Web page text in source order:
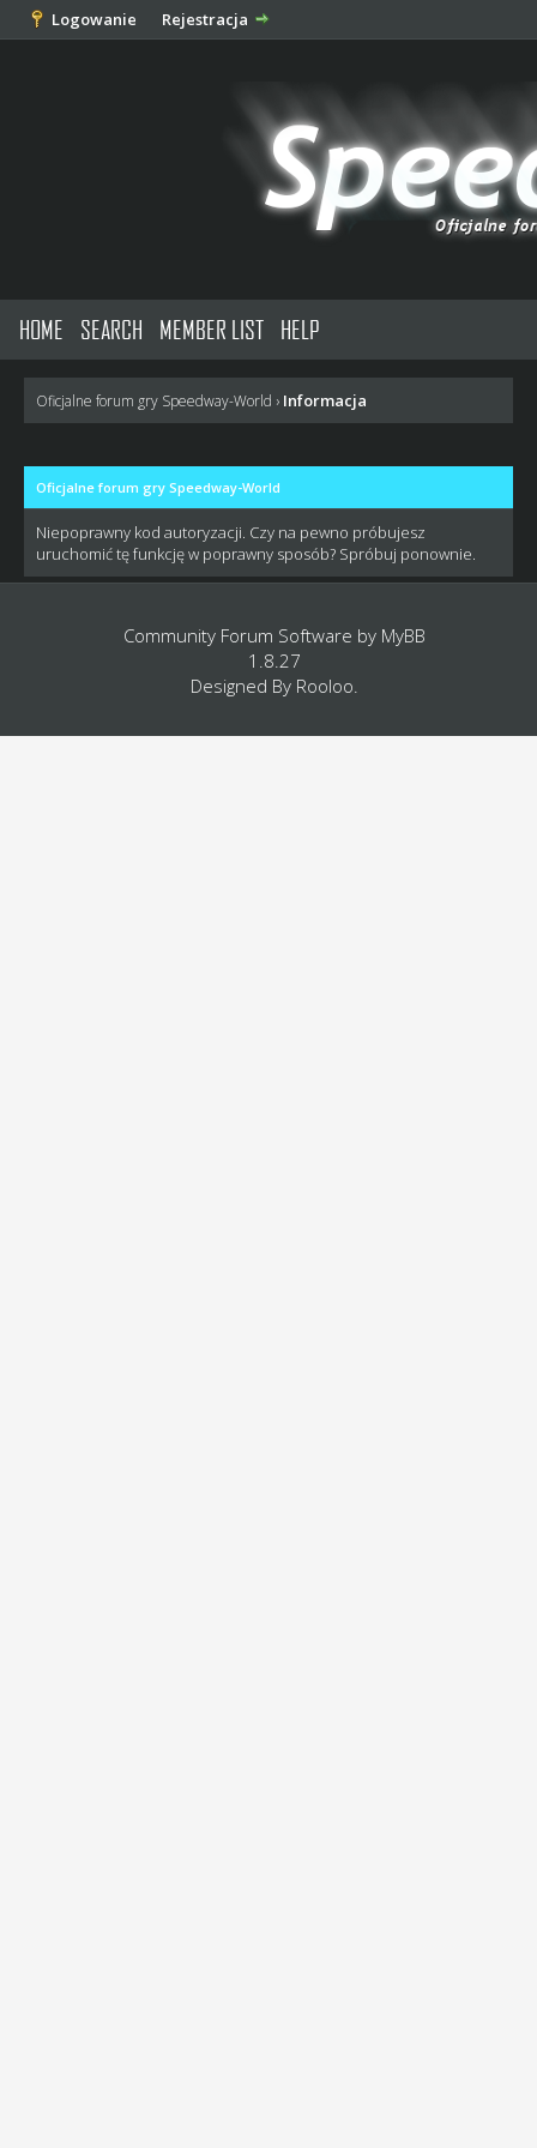
Logowanie Rejestracja
HOME SEARCH MEMBER LIST HELP
Oficjalne forum gry Speedway-World › Informacja
Oficjalne forum gry Speedway-World
Niepoprawny kod autoryzacji. Czy na pewno próbujesz
uruchomić tę funkcję w poprawny sposób? Spróbuj ponownie.
Community Forum Software by MyBB
1.8.27
Designed By Rooloo.